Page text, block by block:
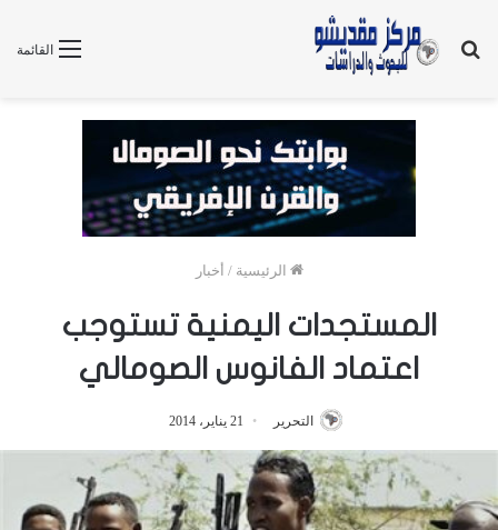
القائمة
بحث
الرئيسية / أخبار
المستجدات اليمنية تستوجب
اعتماد الفانوس الصومالي
التحرير 21 يناير، 2014